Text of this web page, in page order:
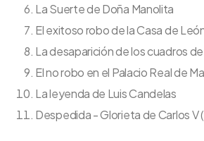
La Suerte de Doña Manolita
El exitoso robo de la Casa de
La desaparición de los cuadros
El no robo en el Palacio Real de
La leyenda de Luis Candelas
Despedida - Glorieta de Carlos V